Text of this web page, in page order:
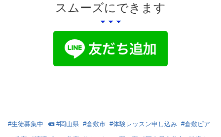
スムーズにできます
#生徒募集中 #岡山県 #倉敷市 #体験レッスン申し込み #倉敷ピア